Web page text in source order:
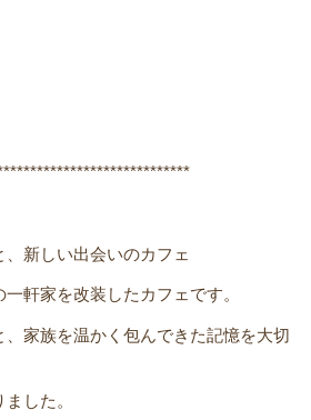
新しい出会いのカフェ
軒家を改装したカフェです。
家族を温かく包んできた記憶を大切
した。